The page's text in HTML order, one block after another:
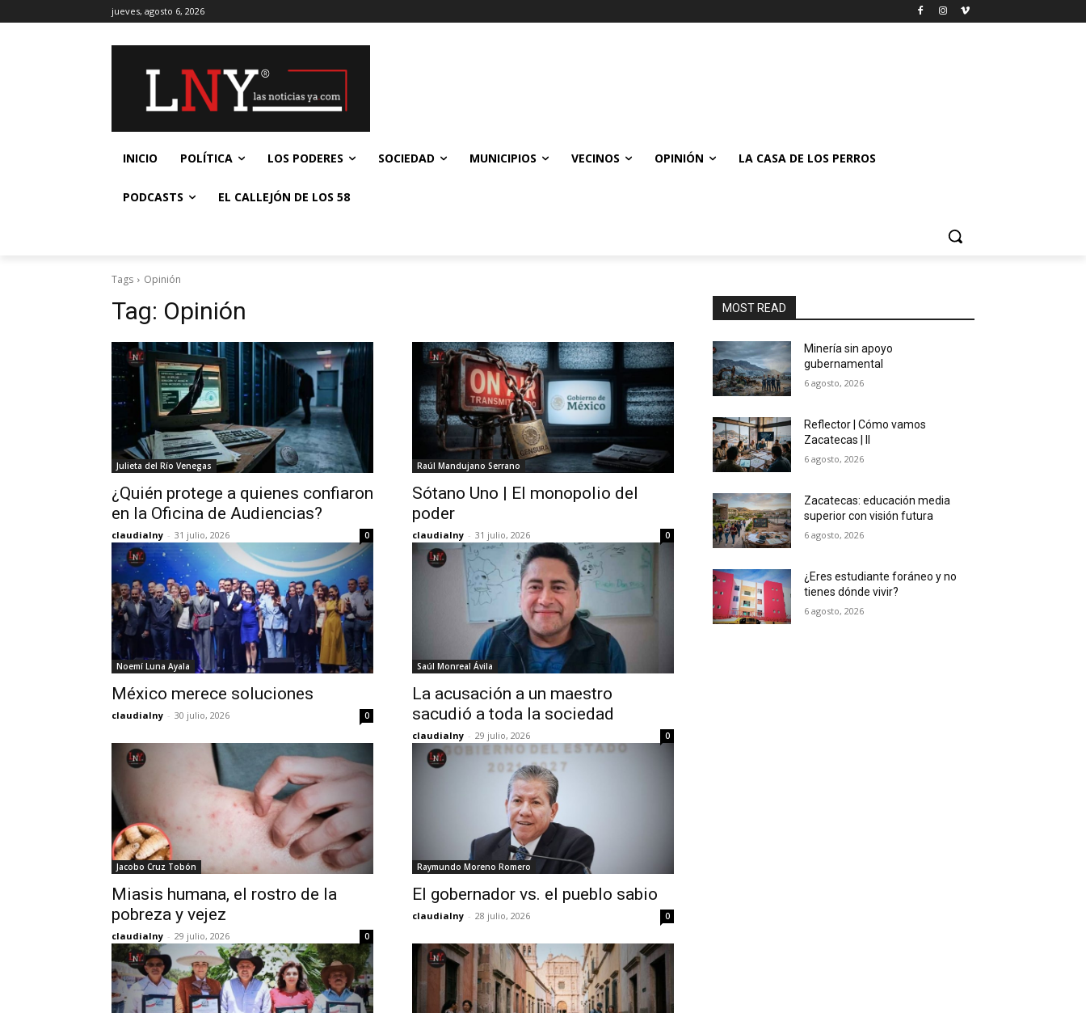
jueves, agosto 6, 2026
INICIO POLÍTICA LOS PODERES SOCIEDAD MUNICIPIOS VECINOS OPINIÓN LA CASA DE LOS PERROS
PODCASTS EL CALLEJÓN DE LOS 58
Tags Opinión
Tag: Opinión
Julieta del Río Venegas
¿Quién protege a quienes confiaron
en la Oficina de Audiencias?
claudialny - 31 julio, 2026 0
Raúl Mandujano Serrano
Sótano Uno | El monopolio del
poder
claudialny - 31 julio, 2026 0
Noemí Luna Ayala
México merece soluciones
claudialny - 30 julio, 2026 0
Saúl Monreal Ávila
La acusación a un maestro
sacudió a toda la sociedad
claudialny - 29 julio, 2026 0
Jacobo Cruz Tobón
Miasis humana, el rostro de la
pobreza y vejez
claudialny - 29 julio, 2026 0
Raymundo Moreno Romero
El gobernador vs. el pueblo sabio
claudialny - 28 julio, 2026 0
MOST READ
Minería sin apoyo
gubernamental
6 agosto, 2026
Reflector | Cómo vamos
Zacatecas | II
6 agosto, 2026
Zacatecas: educación media
superior con visión futura
6 agosto, 2026
¿Eres estudiante foráneo y no
tienes dónde vivir?
6 agosto, 2026